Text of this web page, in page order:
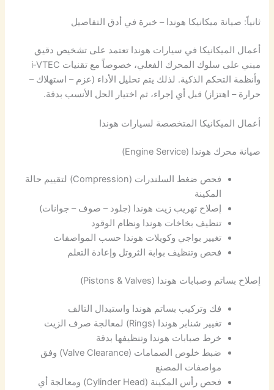
ثانياً: صيانة ميكانيكا هوندا – خبرة في أدق التفاصيل
أعمال الميكانيكا في سيارات هوندا تعتمد على تشخيص دقيق
مبني على سلوك المحرك الفعلي، خصوصاً مع تقنيات i‑VTEC
وأنظمة التحكم الذكية. لذلك يتم تحليل الأداء (عزم – استهلاك –
حرارة – اهتزاز) قبل أي إجراء، ثم اختيار الحل الأنسب بدقة.
أعمال الميكانيكا المتخصصة لسيارات هوندا
صيانة محرك هوندا (Engine Service)
فحص ضغط السلندرات (Compression) لتقييم حالة
المكينة
إصلاح تهريب زيت هوندا (جلود – صوف – جوانات)
تنظيف بخاخات هوندا ونظام الوقود
تغيير بواجي وكويلات هوندا حسب المواصفات
فحص وتنظيف بوابة الثروتل وإعادة التعلم
إصلاح بساتم وصبابات هوندا (Pistons & Valves)
فك وتركيب بساتم هوندا واستبدال التالف
تغيير شنابر هوندا (Rings) لمعالجة صرف الزيت
خرط صبابات هوندا وتنظيفها بدقة
ضبط خلوص الصمامات (Valve Clearance) وفق
مواصفات المصنع
فحص رأس المكينة (Cylinder Head) ومعالجة أي